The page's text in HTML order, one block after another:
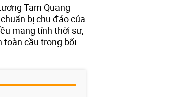
Tam Quang
bị chu đáo của
mang tính thời sự,
toàn cầu trong bối